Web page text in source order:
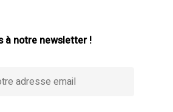
à notre newsletter !